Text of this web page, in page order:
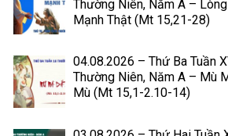
Thường Niên, Năm A –
Mạnh Thật (Mt 15,21-28)
04.08.2026 – Thứ Ba Tuần
Thường Niên, Năm A – Mù
Mù (Mt 15,1-2.10-14)